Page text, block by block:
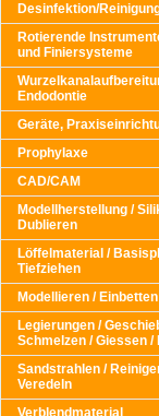
Desinfektion/
Rotierende
und Finiersysteme
Endodontie
Geräte,
Prophylaxe
CAD/CAM
Modellherstellung /
Dublieren
Löffelmaterial /
Tiefziehen
Modellieren / Einbetten
Legierungen /
Schmelzen / Giessen /
Sandstrahlen /
Veredeln
Verblendmaterial